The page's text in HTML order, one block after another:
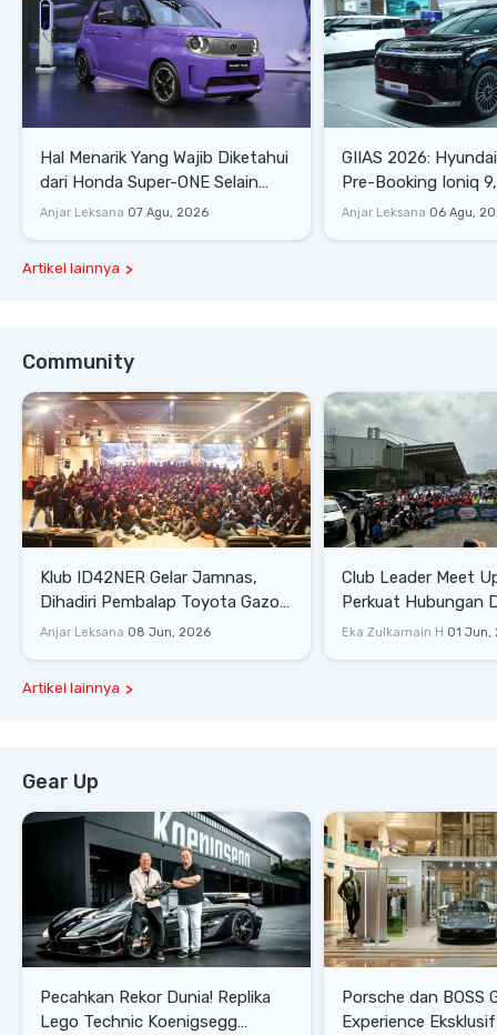
Hal Menarik Yang Wajib Diketahui
dari Honda Super-ONE Selain
Harga
Anjar Leksana 07 Agu, 2026
GIIAS 2026:
Pre-Booking Ioniq
Rp1,49 Miliar
Anjar Leksana 06 Agu,
Artikel lainnya
Community
Klub ID42NER Gelar Jamnas,
Dihadiri Pembalap Toyota Gazoo
Racing
Anjar Leksana 08 Jun, 2026
Club Leader Meet
Perkuat Hubungan
Dengan Komunitas
Eka Zulkarnain H 01 Jun,
Artikel lainnya
Gear Up
Pecahkan Rekor Dunia! Replika
Lego Technic Koenigsegg
Porsche dan BOSS
Experience